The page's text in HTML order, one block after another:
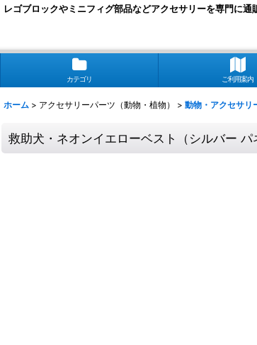
レゴブロックやミニフィグ部品などアクセサリーを専門に通
カテゴリ ご利用案内
ホーム > アクセサリーパーツ（動物・植物） > 動物・アクセサリ
救助犬・ネオンイエローベスト（シルバー パ